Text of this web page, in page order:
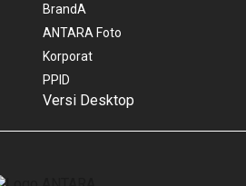
BrandA
ANTARA Foto
Korporat
PPID
Versi Desktop